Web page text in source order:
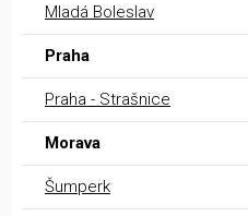
Mladá Boleslav
Praha
Praha - Strašnice
Morava
Šumperk